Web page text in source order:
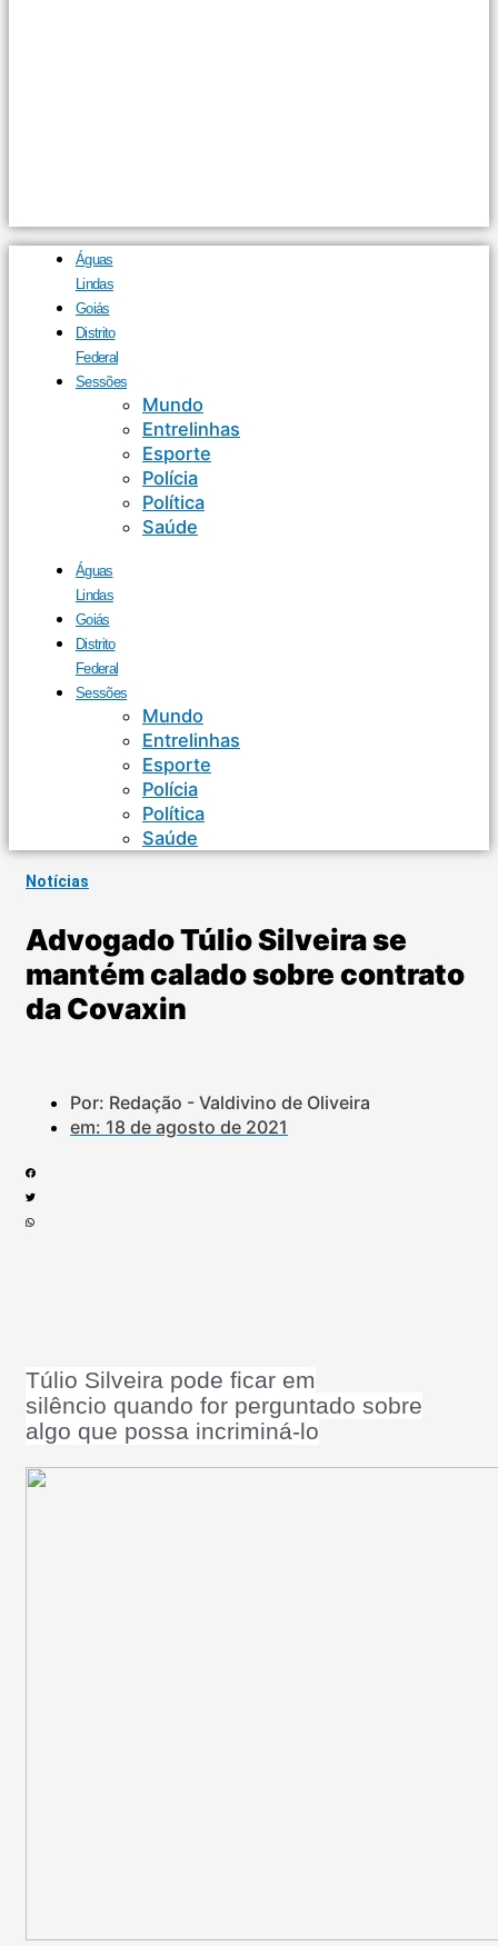
Águas
Lindas
Goiás
Distrito
Federal
Sessões
Mundo
Entrelinhas
Esporte
Polícia
Política
Saúde
Águas
Lindas
Goiás
Distrito
Federal
Sessões
Mundo
Entrelinhas
Esporte
Polícia
Política
Saúde
Notícias
Advogado Túlio Silveira se
mantém calado sobre contrato
da Covaxin
Por: Redação - Valdivino de Oliveira
em: 18 de agosto de 2021
Túlio Silveira pode ficar em
silêncio quando for perguntado sobre
algo que possa incriminá-lo